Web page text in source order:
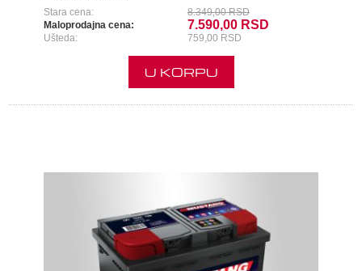
Stara cena:
8.349,00 RSD
Maloprodajna cena:
7.590,00 RSD
Ušteda: 759,00 RSD
U KORPU